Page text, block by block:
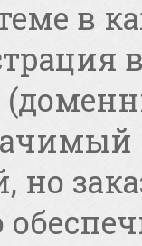
в
но